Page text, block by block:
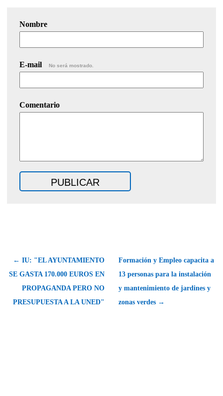
Nombre
E-mail No será mostrado.
Comentario
← IU: "EL AYUNTAMIENTO
SE GASTA 170.000 EUROS EN
PROPAGANDA PERO NO
PRESUPUESTA A LA UNED"
Formación y Empleo capacita a
13 personas para la instalación
y mantenimiento de jardines y
zonas verdes →